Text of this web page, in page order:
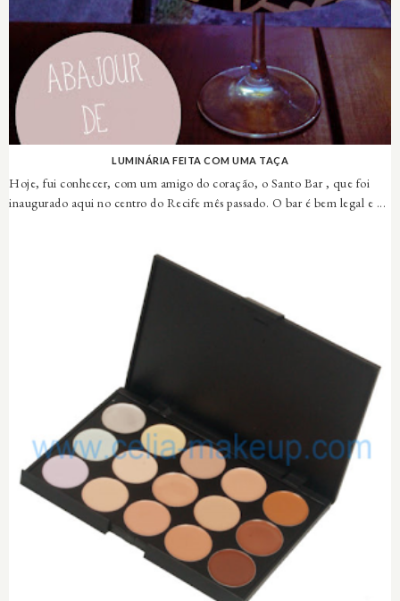
LUMINÁRIA FEITA COM UMA TAÇA
Hoje, fui conhecer, com um amigo do coração, o Santo Bar , que foi
inaugurado aqui no centro do Recife mês passado. O bar é bem legal e ...